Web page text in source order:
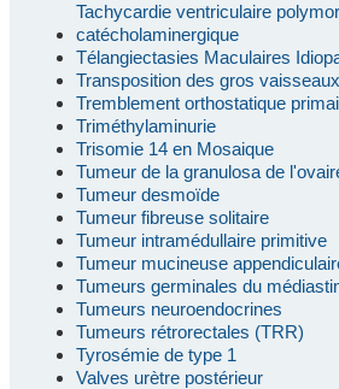
Tachycardie ventriculaire
catécholaminergique
Télangiectasies Maculaires
Transposition des gros vaisseaux
Tremblement orthostatique
Triméthylaminurie
Trisomie 14 en Mosaique
Tumeur de la granulosa de
Tumeur desmoïde
Tumeur fibreuse solitaire
Tumeur intramédullaire primitive
Tumeur mucineuse
Tumeurs germinales du
Tumeurs neuroendocrines
Tumeurs rétrorectales (TRR)
Tyrosémie de type 1
Valves urètre postérieur